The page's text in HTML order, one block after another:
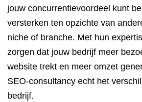
jouw concurrentievoordeel kunt
versterken ten opzichte van
niche of branche. Met hun
zorgen dat jouw bedrijf meer
website trekt en meer omzet
SEO-consultancy echt het
bedrijf.